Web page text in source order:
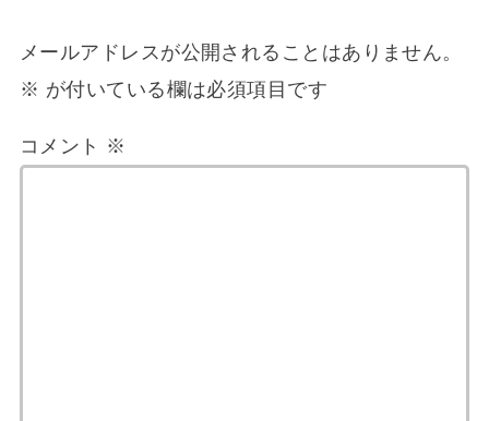
メールアドレスが公開されることはありません。
※ が付いている欄は必須項目です
コメント ※